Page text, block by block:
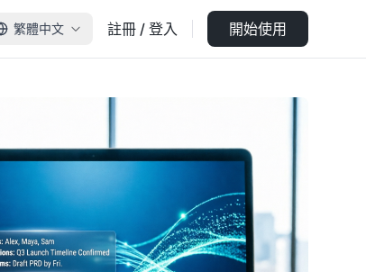
繁體中文 註冊 / 登入 開始使用